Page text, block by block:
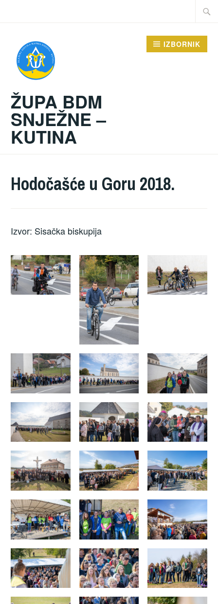
Traži:
ŽUPA BDM
SNJEŽNE –
KUTINA
IZBORNIK
Hodočašće u Goru 2018.
Izvor: Sisačka biskupija